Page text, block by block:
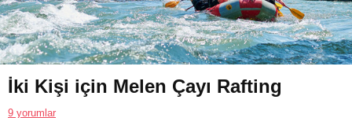
İki Kişi için Melen Çayı Rafting
9 yorumlar